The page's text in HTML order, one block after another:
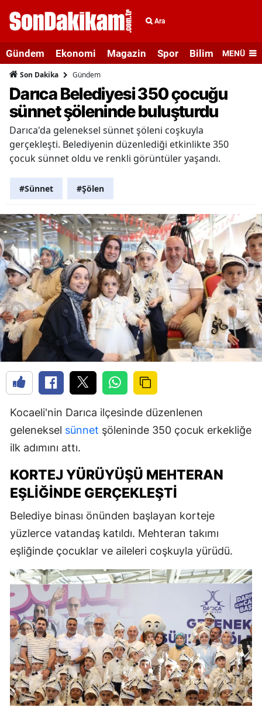
Ara
Gündem Ekonomi Magazin Spor Bilim veMENÜ
Son Dakika Gündem
Darıca Belediyesi 350 çocuğu
sünnet şöleninde buluşturdu
Darıca'da geleneksel sünnet şöleni coşkuyla
gerçekleşti. Belediyenin düzenlediği etkinlikte 350
çocuk sünnet oldu ve renkli görüntüler yaşandı.
#Sünnet #Şölen
Kocaeli'nin Darıca ilçesinde düzenlenen
geleneksel sünnet şöleninde 350 çocuk erkekliğe
ilk adımını attı.
KORTEJ YÜRÜYÜŞÜ MEHTERAN
EŞLIĞINDE GERÇEKLEŞTI
Belediye binası önünden başlayan korteje
yüzlerce vatandaş katıldı. Mehteran takımı
eşliğinde çocuklar ve aileleri coşkuyla yürüdü.